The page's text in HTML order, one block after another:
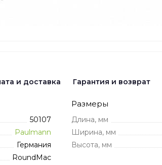
и доставка Гарантия и возврат
50107
Paulmann
Германия
RoundMac
Размеры
Длина, мм
Ширина, мм
Высота, мм